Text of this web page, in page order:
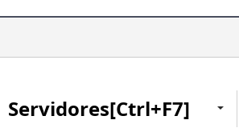
Servidores[Ctrl+F7]